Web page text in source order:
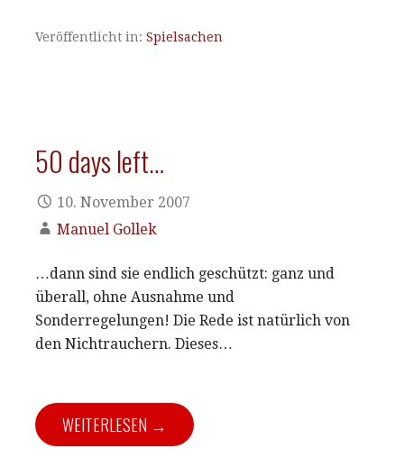
Veröffentlicht in: Spielsachen
50 days left…
10. November 2007
Manuel Gollek
…dann sind sie endlich geschützt: ganz und
überall, ohne Ausnahme und
Sonderregelungen! Die Rede ist natürlich von
den Nichtrauchern. Dieses…
WEITERLESEN →